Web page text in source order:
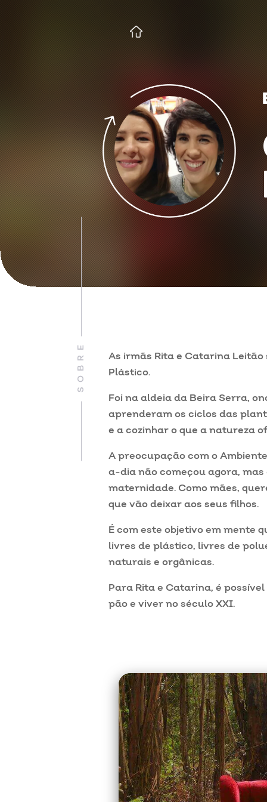
SOBRE
As irmãs Rita e Catarina
Plástico.
Foi na aldeia da Beira Serra,
aprenderam os ciclos das
e a cozinhar o que a natureza
A preocupação com o
a-dia não começou agora,
maternidade. Como mães,
que vão deixar aos seus filhos.
É com este objetivo em mente
livres de plástico, livres de
naturais e orgânicas.
Para Rita e Catarina, é
pão e viver no século XXI.